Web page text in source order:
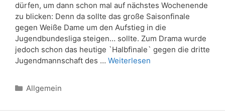
dürfen, um dann schon mal auf nächstes Wochenende
zu blicken: Denn da sollte das große Saisonfinale
gegen Weiße Dame um den Aufstieg in die
Jugendbundesliga steigen… sollte. Zum Drama wurde
jedoch schon das heutige `Halbfinale` gegen die dritte
Jugendmannschaft des … Weiterlesen
Kategorien
Allgemein